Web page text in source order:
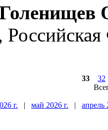
33
32
г. | май 2026 г. | апрель